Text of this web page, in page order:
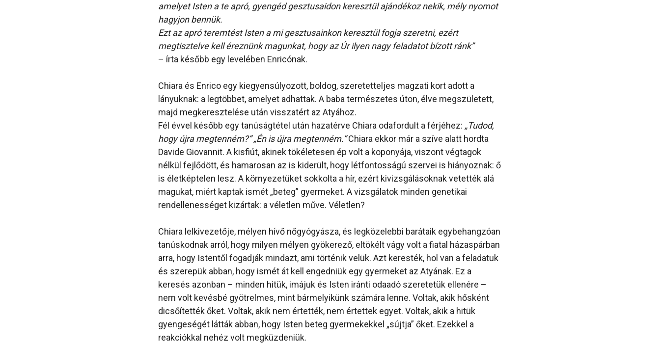
amelyet Isten a te apró, gyengéd gesztusaidon keresztül ajándékoz nekik, mély nyomot
hagyjon bennük.
Ezt az apró teremtést Isten a mi gesztusainkon keresztül fogja szeretni, ezért
megtisztelve kell éreznünk magunkat, hogy az Úr ilyen nagy feladatot bízott ránk”
– írta később egy levelében Enricónak.
Chiara és Enrico egy kiegyensúlyozott, boldog, szeretetteljes magzati kort adott a
lányuknak: a legtöbbet, amelyet adhattak. A baba természetes úton, élve megszületett,
majd megkeresztelése után visszatért az Atyához.
Fél évvel később egy tanúságtétel után hazatérve Chiara odafordult a férjéhez: „Tudod,
hogy újra megtenném?” „Én is újra megtenném.”Chiara ekkor már a szíve alatt hordta
Davide Giovannit. A kisfiút, akinek tökéletesen ép volt a koponyája, viszont végtagok
nélkül fejlődött, és hamarosan az is kiderült, hogy létfontosságú szervei is hiányoznak: ő
is életképtelen lesz. A környezetüket sokkolta a hír, ezért kivizsgálásoknak vetették alá
magukat, miért kaptak ismét „beteg” gyermeket. A vizsgálatok minden genetikai
rendellenességet kizártak: a véletlen műve. Véletlen?
Chiara lelkivezetője, mélyen hívő nőgyógyásza, és legközelebbi barátaik egybehangzóan
tanúskodnak arról, hogy milyen mélyen gyökerező, eltökélt vágy volt a fiatal házaspárban
arra, hogy Istentől fogadják mindazt, ami történik velük. Azt keresték, hol van a feladatuk
és szerepük abban, hogy ismét át kell engedniük egy gyermeket az Atyának. Ez a
keresés azonban – minden hitük, imájuk és Isten iránti odaadó szeretetük ellenére –
nem volt kevésbé gyötrelmes, mint bármelyikünk számára lenne. Voltak, akik hősként
dicsőítették őket. Voltak, akik nem értették, nem értettek egyet. Voltak, akik a hitük
gyengeségét látták abban, hogy Isten beteg gyermekekkel „sújtja” őket. Ezekkel a
reakciókkal nehéz volt megküzdeniük.